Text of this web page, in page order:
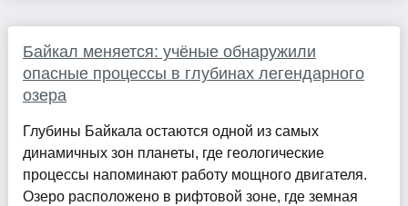
Байкал меняется: учёные обнаружили
опасные процессы в глубинах легендарного
озера
Глубины Байкала остаются одной из самых
динамичных зон планеты, где геологические
процессы напоминают работу мощного двигателя.
Озеро расположено в рифтовой зоне, где земная